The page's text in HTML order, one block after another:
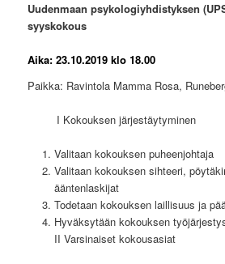
Uudenmaan psykologiyhdistyksen
syyskokous
Aika: 23.10.2019 klo 18.00
Paikka: Ravintola Mamma Rosa,
I Kokouksen järjestäytyminen
Valitaan kokouksen puheenjohtaja
Valitaan kokouksen sihteeri,
ääntenlaskijat
Todetaan kokouksen laillisuus ja
Hyväksytään kokouksen
II Varsinaiset kokousasiat